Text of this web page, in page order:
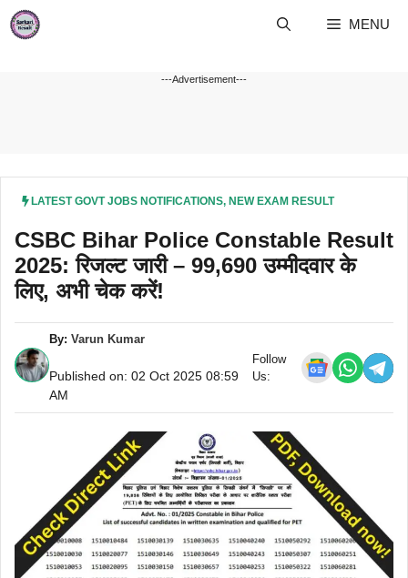
Skip
MENU
---Advertisement---
LATEST GOVT JOBS NOTIFICATIONS, NEW EXAM RESULT
CSBC Bihar Police Constable Result
2025: रिजल्ट जारी – 99,690 उम्मीदवार के
लिए, अभी चेक करें!
By:Varun Kumar
Published on: 02 Oct 2025 08:59
AM
Follow
Us: